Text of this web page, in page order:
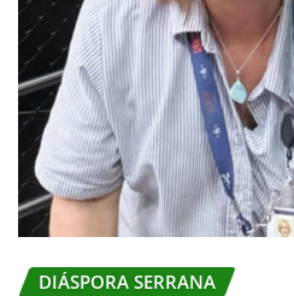
DIÁSPORA SERRANA